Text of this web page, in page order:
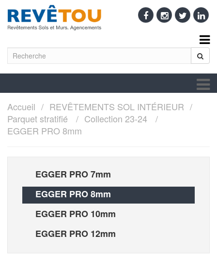
Accueil
REVÊTEMENTS SOL INTÉRIEUR
Parquet stratifié
Collection 23-24
EGGER PRO 8mm
EGGER PRO 7mm
EGGER PRO 8mm
EGGER PRO 10mm
EGGER PRO 12mm